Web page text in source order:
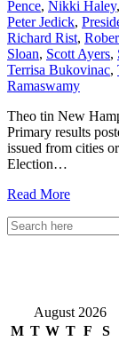
Pence, Nikki Haley,
Peter Jedick,
Richard Rist,
Sloan, Scott Ayers,
Terrisa Bukovinac,
Ramaswamy
Theo tin New
Primary results
issued from cities
Election…
Read More
August 2026
M T W T F S